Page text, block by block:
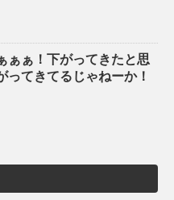
ぁぁ！下がってきたと思
ってきてるじゃねーか！